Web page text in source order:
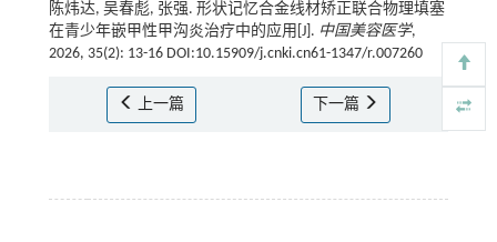
陈炜达, 吴春彪, 张强. 形状记忆合金线材矫正联合物理填塞
在青少年嵌甲性甲沟炎治疗中的应用[J]. 中国美容医学,
2026, 35(2): 13-16 DOI:10.15909/j.cnki.cn61-1347/r.007260
上一篇 下一篇